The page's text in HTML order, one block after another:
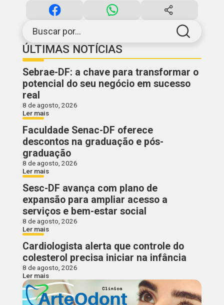
Buscar por...
ÚLTIMAS NOTÍCIAS
Sebrae-DF: a chave para transformar o
potencial do seu negócio em sucesso
real
8 de agosto, 2026
Ler mais
Faculdade Senac-DF oferece
descontos na graduação e pós-
graduação
8 de agosto, 2026
Ler mais
Sesc-DF avança com plano de
expansão para ampliar acesso a
serviços e bem-estar social
8 de agosto, 2026
Ler mais
Cardiologista alerta que controle do
colesterol precisa iniciar na infância
8 de agosto, 2026
Ler mais